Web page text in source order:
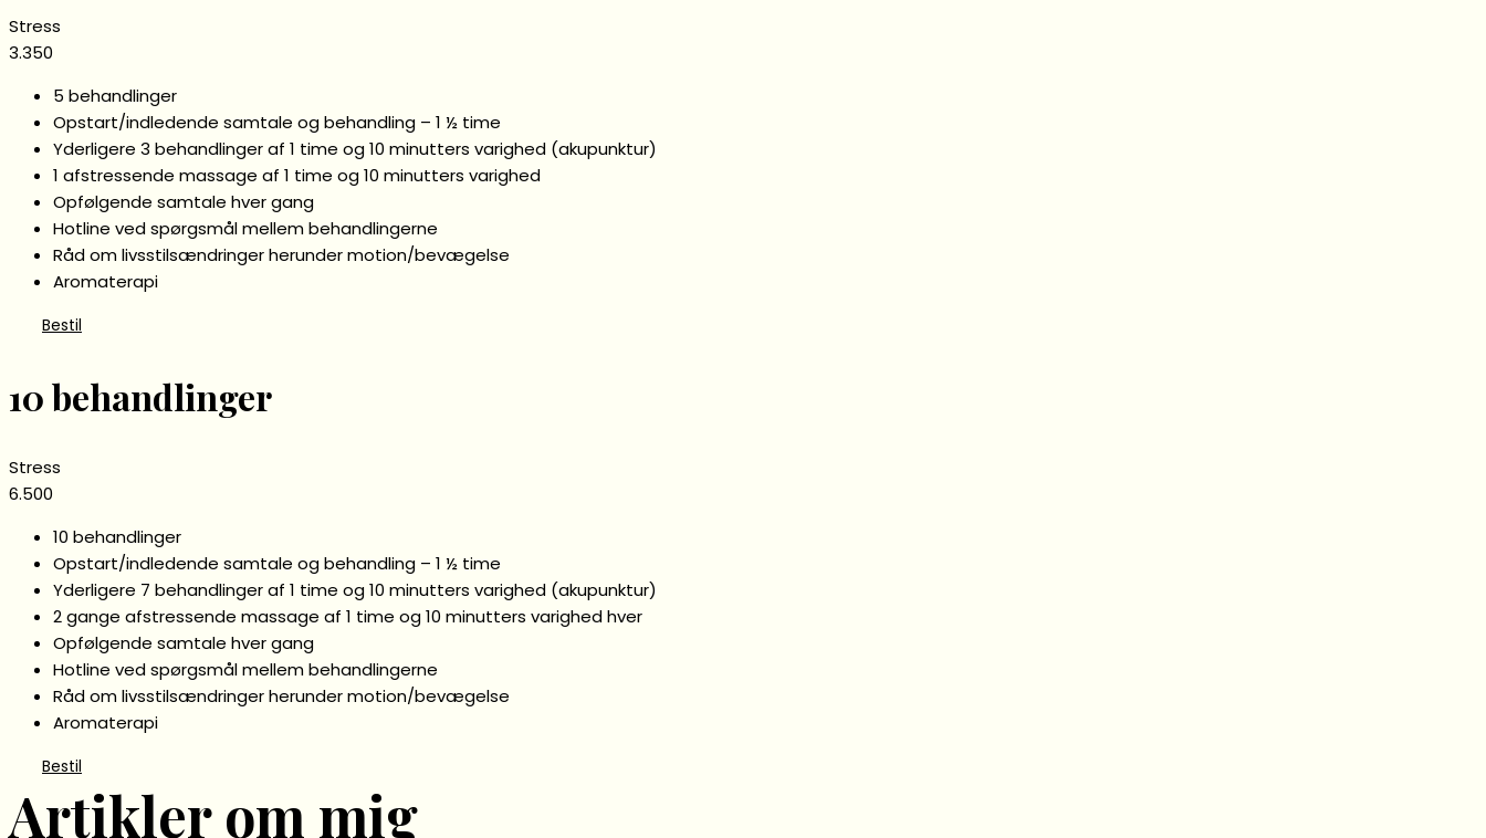
Stress
3.350
5 behandlinger
Opstart/indledende samtale og behandling – 1 ½ time
Yderligere 3 behandlinger af 1 time og 10 minutters varighed (akupunktur)
1 afstressende massage af 1 time og 10 minutters varighed
Opfølgende samtale hver gang
Hotline ved spørgsmål mellem behandlingerne
Råd om livsstilsændringer herunder motion/bevægelse
Aromaterapi
Bestil
10 behandlinger
Stress
6.500
10 behandlinger
Opstart/indledende samtale og behandling – 1 ½ time
Yderligere 7 behandlinger af 1 time og 10 minutters varighed (akupunktur)
2 gange afstressende massage af 1 time og 10 minutters varighed hver
Opfølgende samtale hver gang
Hotline ved spørgsmål mellem behandlingerne
Råd om livsstilsændringer herunder motion/bevægelse
Aromaterapi
Bestil
Artikler om mig